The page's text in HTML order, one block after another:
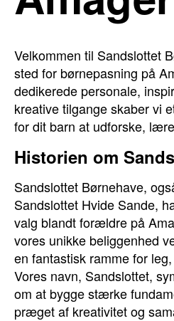
Velkommen til Sandslottet
sted for børnepasning på
dedikerede personale,
kreative tilgange skaber vi
for dit barn at udforske,
Historien om
Sandslottet Børnehave,
Sandslottet Hvide Sande,
valg blandt forældre på
vores unikke beliggenhed
en fantastisk ramme for
Vores navn, Sandslottet,
om at bygge stærke
præget af kreativitet og